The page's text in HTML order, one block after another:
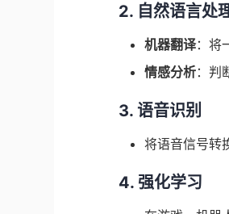
2. 自然语言处
机器翻译：将
情感分析：判
3. 语音识别
将语音信号转
4. 强化学习